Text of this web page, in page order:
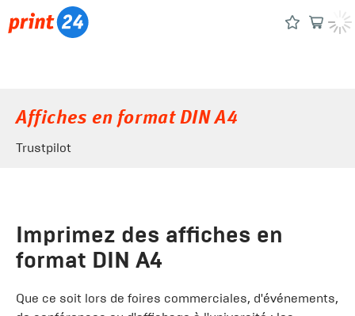
Affiches en format DIN A4
Trustpilot
Imprimez des affiches en
format DIN A4
Que ce soit lors de foires commerciales, d'événements,